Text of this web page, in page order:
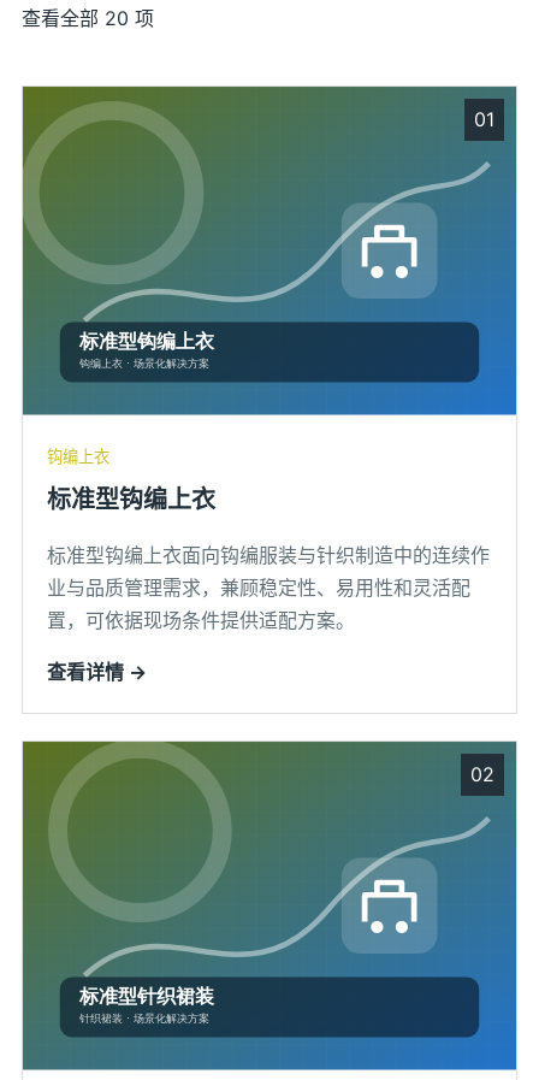
查看全部 20 项
01
钩编上衣
标准型钩编上衣
标准型钩编上衣面向钩编服装与针织制造中的连续作
业与品质管理需求，兼顾稳定性、易用性和灵活配
置，可依据现场条件提供适配方案。
查看详情 →
02